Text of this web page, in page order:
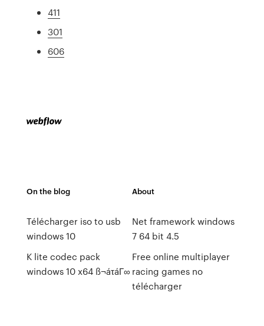
411
301
606
On the blog
Télécharger iso to usb
windows 10
K lite codec pack
windows 10 x64 ß¬áτáΓ∞
About
Net framework windows
7 64 bit 4.5
Free online multiplayer
racing games no
télécharger